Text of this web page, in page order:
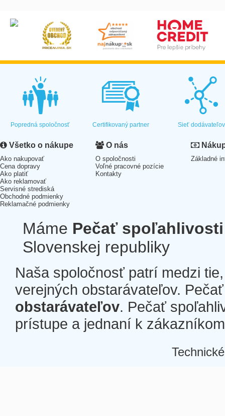
Popredná spoločnosť Certifikovaný partner Sieť dodávateľov
Všetko o nákupe
Ako nakupovať
Cena dopravy
Ako platiť
Ako reklamovať
Servisné strediská
Obchodné podmienky
Reklamačné podmienky
O nás
O spoločnosti
Voľné pracovné pozície
Kontakty
Základné
Máme Pečať spoľahlivosti
Slovenskej republiky
Naša spoločnosť patrí medzi
verejných obstarávateľov.
obstarávateľov. Pečať
prístupe a jednaní k